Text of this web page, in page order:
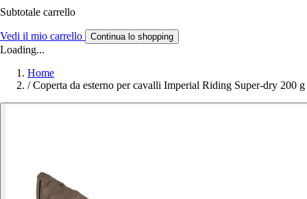
Subtotale carrello
Vedi il mio carrello Continua lo shopping
Loading...
Home
/ Coperta da esterno per cavalli Imperial Riding Super-dry 200 g